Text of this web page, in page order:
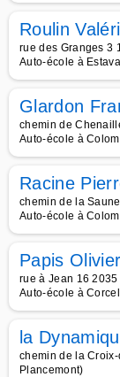
Roulin
rue des Granges 3
Auto-école à
Glardon
chemin de
Auto-école à
Racine
chemin de la
Auto-école à
Papis Olivier
rue à Jean 16
Auto-école à
la
chemin de la
Plancemont)